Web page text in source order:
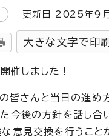
更新日 2025年9月
大きな文字で印刷
催しました！
皆さんと当日の進め
今後の方針を話し合
意見交換を行うこと